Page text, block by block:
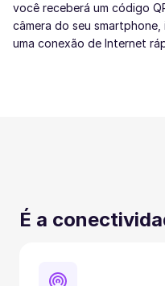
você receberá um código
câmera do seu
uma conexão de Internet
É a